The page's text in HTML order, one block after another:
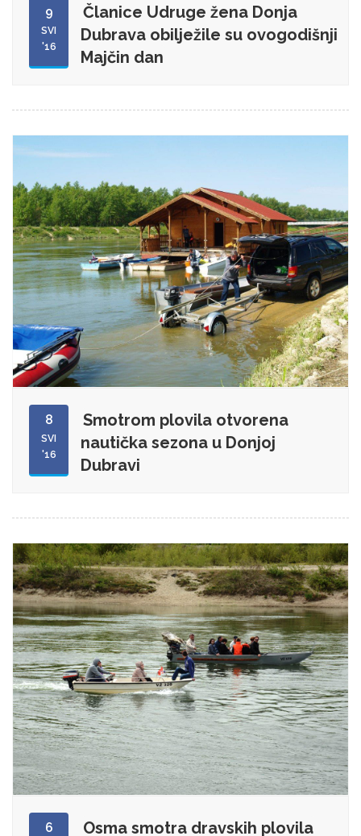
9
SVI
'16
Članice Udruge žena Donja
Dubrava obilježile su ovogodišnji
Majčin dan
8
SVI
'16
Smotrom plovila otvorena
nautička sezona u Donjoj
Dubravi
6 Osma smotra dravskih plovila